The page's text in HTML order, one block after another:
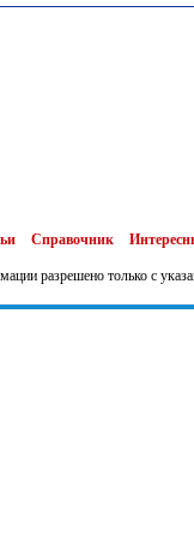
Справочник
разрешено только с